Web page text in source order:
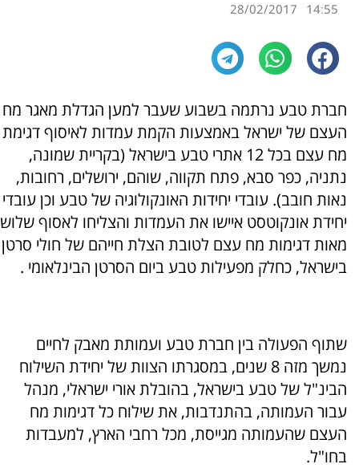
14:55
28/02/2017
חברת טבע נרתמה בשבוע שעבר למען הגדלת מאגר מח
העצם של ישראל באמצעות הקמת עמדות לאיסוף דגימת
מח עצם בכל 12 אתרי טבע בישראל (בקריית שמונה,
נתניה, כפר סבא, פתח תקווה, שוהם, ירושלים, רחובות,
נאות חובב). עובדי יחידות האונקולוגיה של טבע וכן עובדי
יחידת אונקוטסט איישו את העמדות והצליחו לאסוף שלוש
מאות דגימות מח עצם לטובת הצלת חייהם של חולי סרטן
בישראל, כחלק מפעילות טבע ביום הסרטן הבינלאומי .
שתוף הפעולה בין חברת טבע ועמותת מאבק לחיים
נמשך מזה 8 שנים, במסגרתו הצוות של יחידת השילוח
הבינ"ל של טבע בישראל, בהובלת אורי ישראלי, מנהל
עבור העמותה, בהתנדבות, את שילוח כל דגימות מח
העצם שהעמותה מגייסת, מכל רחבי הארץ, למעבדות
בחו"ל.